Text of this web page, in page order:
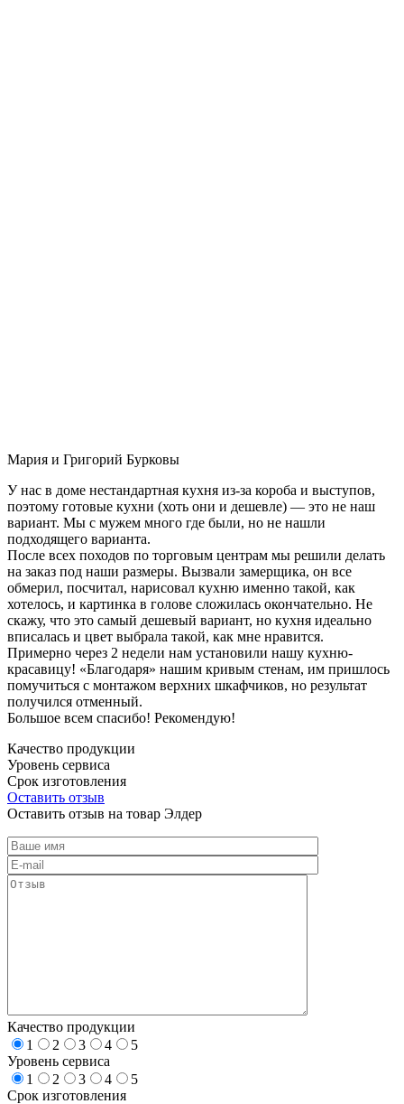
Мария и Григорий Бурковы
У нас в доме нестандартная кухня из-за короба и выступов,
поэтому готовые кухни (хоть они и дешевле) — это не наш
вариант. Мы с мужем много где были, но не нашли
подходящего варианта.
После всех походов по торговым центрам мы решили делать
на заказ под наши размеры. Вызвали замерщика, он все
обмерил, посчитал, нарисовал кухню именно такой, как
хотелось, и картинка в голове сложилась окончательно. Не
скажу, что это самый дешевый вариант, но кухня идеально
вписалась и цвет выбрала такой, как мне нравится.
Примерно через 2 недели нам установили нашу кухню-
красавицу! «Благодаря» нашим кривым стенам, им пришлось
помучиться с монтажом верхних шкафчиков, но результат
получился отменный.
Большое всем спасибо! Рекомендую!
Качество продукции
Уровень сервиса
Срок изготовления
Оставить отзыв
Оставить отзыв на товар Элдер
Качество продукции
1
2 3 4
5
Уровень сервиса
1
2 3 4
5
Срок изготовления